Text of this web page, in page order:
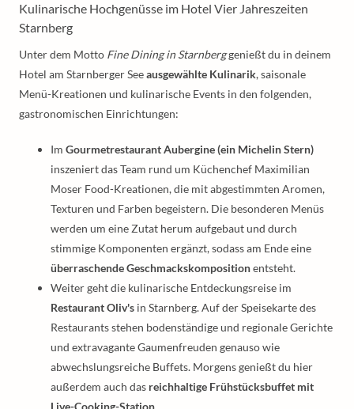
Kulinarische Hochgenüsse im Hotel Vier Jahreszeiten
Starnberg
Unter dem Motto Fine Dining in Starnberggenießt du in deinem
Hotel am Starnberger Seeausgewählte Kulinarik, saisonale
Menü-Kreationen und kulinarische Events in den folgenden,
gastronomischen Einrichtungen:
Im Gourmetrestaurant Aubergine (ein Michelin Stern)
inszeniert das Team rund um Küchenchef Maximilian
Moser Food-Kreationen, die mit abgestimmten Aromen,
Texturen und Farben begeistern. Die besonderen Menüs
werden um eine Zutat herum aufgebaut und durch
stimmige Komponenten ergänzt, sodass am Ende eine
überraschende Geschmackskompositionentsteht.
Weiter geht die kulinarische Entdeckungsreise im
Restaurant Oliv's in Starnberg. Auf der Speisekarte des
Restaurants stehen bodenständige und regionale Gerichte
und extravagante Gaumenfreuden genauso wie
abwechslungsreiche Buffets. Morgens genießt du hier
außerdem auch das reichhaltige Frühstücksbuffet mit
Live-Cooking-Station.